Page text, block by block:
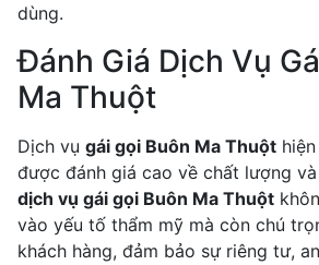
dùng.
Đánh Giá Dịch Vụ
Ma Thuột
Dịch vụ gái gọi Buôn Ma Thuột
được đánh giá cao về chất lượng
dịch vụ gái gọi Buôn Ma Thuột
vào yếu tố thẩm mỹ mà còn chú
khách hàng, đảm bảo sự riêng tư,